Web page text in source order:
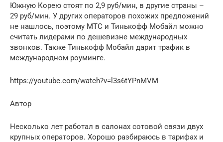
Южную Корею стоят по 2,9 руб/мин, в другие страны –
29 руб/мин. У других операторов похожих предложений
не нашлось, поэтому МТС и Тинькофф Мобайл можно
считать лидерами по дешевизне международных
звонков. Также Тинькофф Мобайл дарит трафик в
международном роуминге.
https://youtube.com/watch?v=l3s6tYPnMVM
Автор
Несколько лет работал в салонах сотовой связи двух
крупных операторов. Хорошо разбираюсь в тарифах и